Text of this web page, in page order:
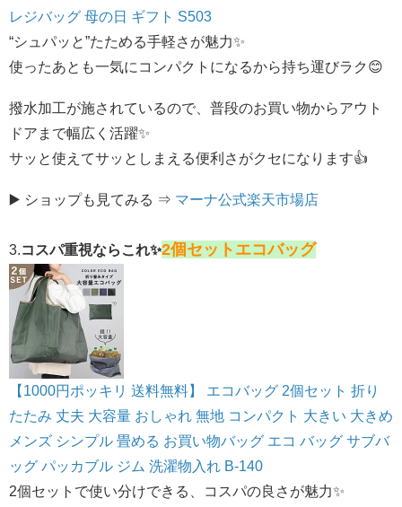
レジバッグ 母の日 ギフト S503
“シュパッと”たためる手軽さが魅力✨
使ったあとも一気にコンパクトになるから持ち運びラク😊
撥水加工が施されているので、普段のお買い物からアウト
ドアまで幅広く活躍✨
サッと使えてサッとしまえる便利さがクセになります👍
▶️ ショップも見てみる ⇒ マーナ公式楽天市場店
3.コスパ重視ならこれ✨2個セットエコバッグ
【1000円ポッキリ 送料無料】 エコバッグ 2個セット 折り
たたみ 丈夫 大容量 おしゃれ 無地 コンパクト 大きい 大きめ
メンズ シンプル 畳める お買い物バッグ エコ バッグ サブバ
ッグ パッカブル ジム 洗濯物入れ B-140
2個セットで使い分けできる、コスパの良さが魅力✨